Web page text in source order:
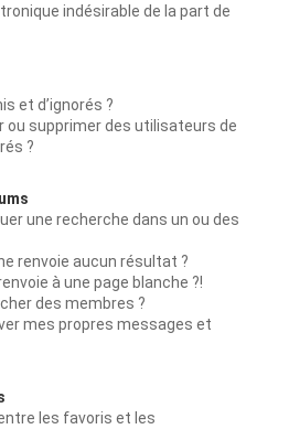
indésirable de la part de
et d’ignorés ?
ou supprimer des utilisateurs de
?
une recherche dans un ou des
renvoie aucun résultat ?
à une page blanche ?!
des membres ?
mes propres messages et
les favoris et les